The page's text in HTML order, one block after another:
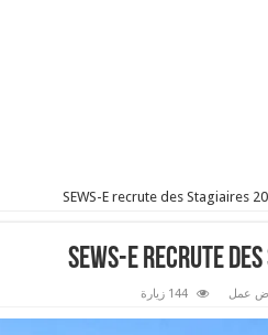
SEWS-E recrute des Stagiaires
SEWS-E recrute
عمل 144 زيارة